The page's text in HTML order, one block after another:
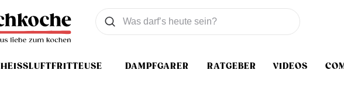
HEISSLUFTFRITTEUSE DAMPFGARER RATGEBER VIDEOS
Was wollen Sie suchen
Suchen